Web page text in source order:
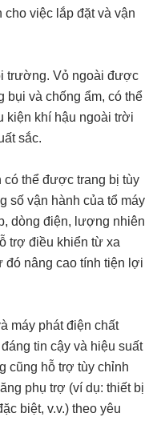
cho việc lắp đặt và vận
trường. Vỏ ngoài được
bụi và chống ẩm, có thể
kiện khí hậu ngoài trời
sắc.
có thể được trang bị tùy
số vận hành của tổ máy
dòng điện, lượng nhiên
trợ điều khiển từ xa
nâng cao tính tiện lợi
máy phát điện chất
tin cậy và hiệu suất
cũng hỗ trợ tùy chỉnh
phụ trợ (ví dụ: thiết bị
biệt, v.v.) theo yêu